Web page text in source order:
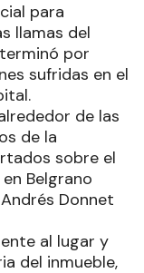
para
llamas del
por
sufridas en el
de las
de la
sobre el
Belgrano
Donnet
al lugar y
del inmueble,